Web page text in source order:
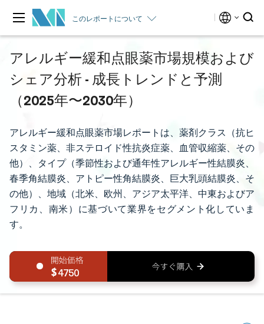
このレポートについて
アレルギー緩和点眼薬市場規模および
シェア分析 - 成長トレンドと予測
（2025年〜2030年）
アレルギー緩和点眼薬市場レポートは、薬剤クラス（抗ヒ
スタミン薬、非ステロイド性抗炎症薬、血管収縮薬、その
他）、タイプ（季節性および通年性アレルギー性結膜炎、
春季角結膜炎、アトピー性角結膜炎、巨大乳頭結膜炎、そ
の他）、地域（北米、欧州、アジア太平洋、中東およびア
フリカ、南米）に基づいて業界をセグメント化していま
す。
4750